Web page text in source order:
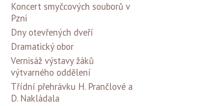
Koncert smyčcových souborů v
Pzni
Dny otevřených dveří
Dramatický obor
Vernisáž výstavy žáků
výtvarného oddělení
Třídní přehrávku H. Prančlové a
D. Nakládala